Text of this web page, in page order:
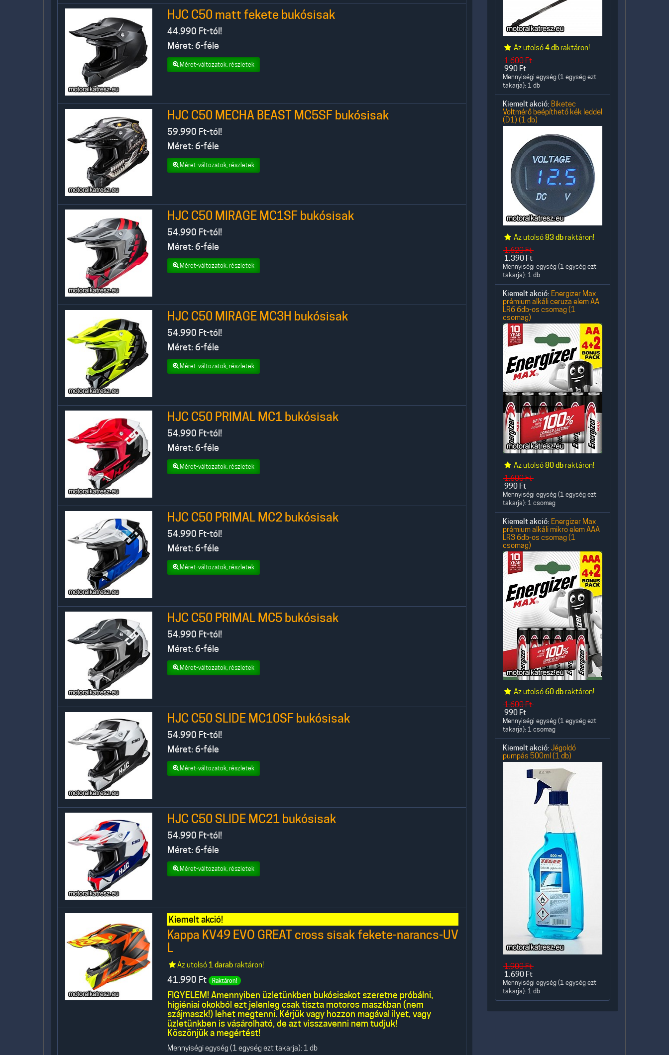
HJC C50 matt fekete bukósisak
44.990 Ft-tól!
Méret: 6-féle
Méret-változatok, részletek
HJC C50 MECHA BEAST MC5SF bukósisak
59.990 Ft-tól!
Méret: 6-féle
Méret-változatok, részletek
HJC C50 MIRAGE MC1SF bukósisak
54.990 Ft-tól!
Méret: 6-féle
Méret-változatok, részletek
HJC C50 MIRAGE MC3H bukósisak
54.990 Ft-tól!
Méret: 6-féle
Méret-változatok, részletek
HJC C50 PRIMAL MC1 bukósisak
54.990 Ft-tól!
Méret: 6-féle
Méret-változatok, részletek
HJC C50 PRIMAL MC2 bukósisak
54.990 Ft-tól!
Méret: 6-féle
Méret-változatok, részletek
HJC C50 PRIMAL MC5 bukósisak
54.990 Ft-tól!
Méret: 6-féle
Méret-változatok, részletek
HJC C50 SLIDE MC10SF bukósisak
54.990 Ft-tól!
Méret: 6-féle
Méret-változatok, részletek
HJC C50 SLIDE MC21 bukósisak
54.990 Ft-tól!
Méret: 6-féle
Méret-változatok, részletek
Kiemelt akció!
Kappa KV49 EVO GREAT cross sisak fekete-narancs-UV
L
Az utolsó 1 darabraktáron!
41.990 Ft Raktáron!
FIGYELEM! Amennyiben üzletünkben bukósisakot szeretne próbálni,
higiéniai okokból ezt jelenleg csak tiszta motoros maszkban (nem
szájmaszk!) lehet megtenni. Kérjük vagy hozzon magával ilyet, vagy
üzletünkben is vásárolható, de azt visszavenni nem tudjuk!
Köszönjük a megértést!
Mennyiségi egység (1 egység ezt takarja): 1 db
Az utolsó4 db raktáron!
1.600Ft
990 Ft
Mennyiségi egység (1 egység ezt
takarja): 1 db
Kiemelt akció: Biketec
Voltmérő beépíthető kék leddel
(D1) (1 db)
Az utolsó83 db raktáron!
1.620Ft
1.390 Ft
Mennyiségi egység (1 egység ezt
takarja): 1 db
Kiemelt akció: Energizer Max
prémium alkáli ceruza elem AA
LR6 6db-os csomag (1
csomag)
Az utolsó80 db raktáron!
1.600Ft
990 Ft
Mennyiségi egység (1 egység ezt
takarja): 1 csomag
Kiemelt akció: Energizer Max
prémium alkáli mikro elem AAA
LR3 6db-os csomag (1
csomag)
Az utolsó60 db raktáron!
1.600Ft
990 Ft
Mennyiségi egység (1 egység ezt
takarja): 1 csomag
Kiemelt akció: Jégoldó
pumpás 500ml (1 db)
1.900Ft
1.690 Ft
Mennyiségi egység (1 egység ezt
takarja): 1 db